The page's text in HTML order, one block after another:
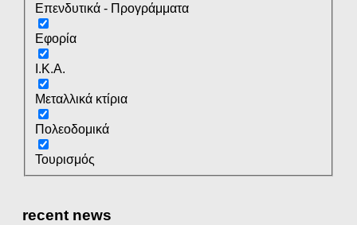
Επενδυτικά - Προγράμματα
Εφορία
Ι.Κ.Α.
Μεταλλικά κτίρια
Πολεοδομικά
Τουρισμός
recent news